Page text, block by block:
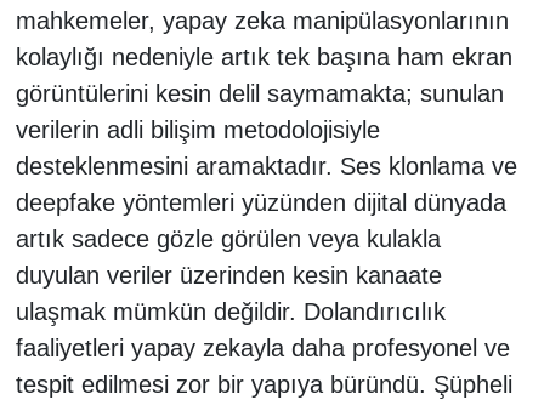
mahkemeler, yapay zeka manipülasyonlarının
kolaylığı nedeniyle artık tek başına ham ekran
görüntülerini kesin delil saymamakta; sunulan
verilerin adli bilişim metodolojisiyle
desteklenmesini aramaktadır. Ses klonlama ve
deepfake yöntemleri yüzünden dijital dünyada
artık sadece gözle görülen veya kulakla
duyulan veriler üzerinden kesin kanaate
ulaşmak mümkün değildir. Dolandırıcılık
faaliyetleri yapay zekayla daha profesyonel ve
tespit edilmesi zor bir yapıya büründü. Şüpheli